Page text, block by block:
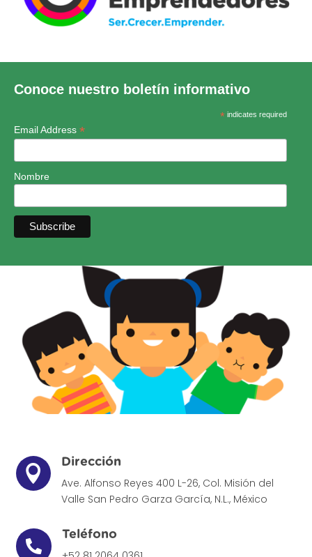
Conoce nuestro boletín informativo
*indicates required
Email Address *
Nombre

Dirección
Ave. Alfonso Reyes 400 L-26, Col. Misión del
Valle San Pedro Garza García, N.L., México

Teléfono